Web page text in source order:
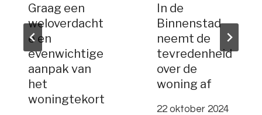
Graag een
weloverdacht
e en
evenwichtige
aanpak van
het
woningtekort
In de
Binnenstad
neemt de
tevredenheid
over de
woning af
22 oktober 2024